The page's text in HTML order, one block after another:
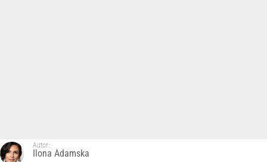
Autor:
Ilona Adamska